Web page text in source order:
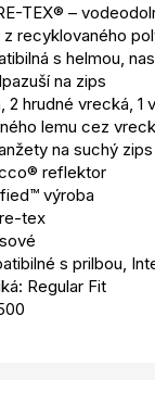
TEX® –
z recyklovaného
s helmou,
na zips
2 hrudné vrecká, 1
lemu cez
na suchý zips
reflektor
výroba
tex
s prilbou,
Regular Fit